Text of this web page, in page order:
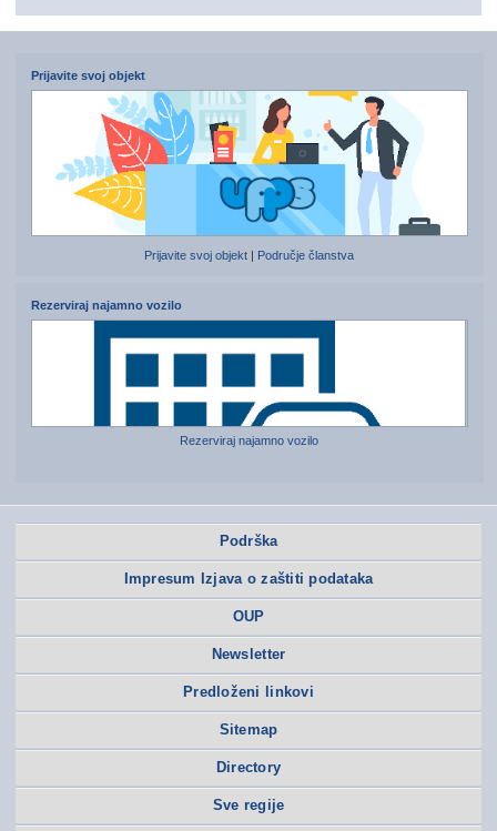
Prijavite svoj objekt
Prijavite svoj objekt Područje članstva
Rezerviraj najamno vozilo
Rezerviraj najamno vozilo
Podrška
Impresum Izjava o zaštiti podataka
OUP
Newsletter
Predloženi linkovi
Sitemap
Directory
Sve regije